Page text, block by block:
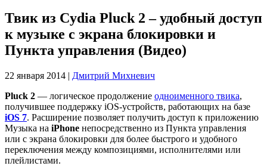
Твик из Cydia Pluck 2 – удобный доступ
к музыке с экрана блокировки и
Пункта управления (Видео)
22 января 2014 | Дмитрий Михневич
Pluck 2 — логическое продолжение одноименного твика,
получившее поддержку iOS-устройств, работающих на базе
iOS 7. Расширение позволяет получить доступ к приложению
Музыка на iPhone непосредственно из Пункта управления
или с экрана блокировки для более быстрого и удобного
переключения между композициями, исполнителями или
плейлистами.